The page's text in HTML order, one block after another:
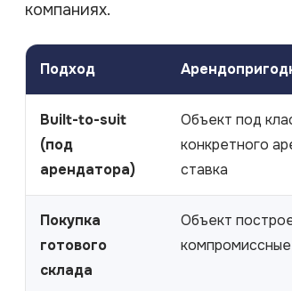
компаниях.
Подход
Built-to-suit
(под
арендатора)
Объект под
конкретного
ставка
Покупка
готового
склада
Объект